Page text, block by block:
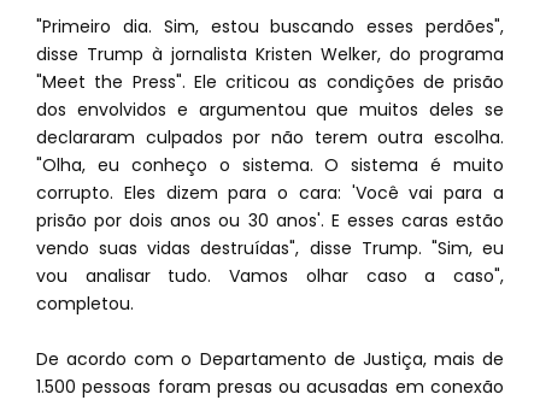
"Primeiro dia. Sim, estou buscando esses perdões",
disse Trump à jornalista Kristen Welker, do programa
"Meet the Press". Ele criticou as condições de prisão
dos envolvidos e argumentou que muitos deles se
declararam culpados por não terem outra escolha.
"Olha, eu conheço o sistema. O sistema é muito
corrupto. Eles dizem para o cara: 'Você vai para a
prisão por dois anos ou 30 anos'. E esses caras estão
vendo suas vidas destruídas", disse Trump. "Sim, eu
vou analisar tudo. Vamos olhar caso a caso",
completou.
De acordo com o Departamento de Justiça, mais de
1.500 pessoas foram presas ou acusadas em conexão